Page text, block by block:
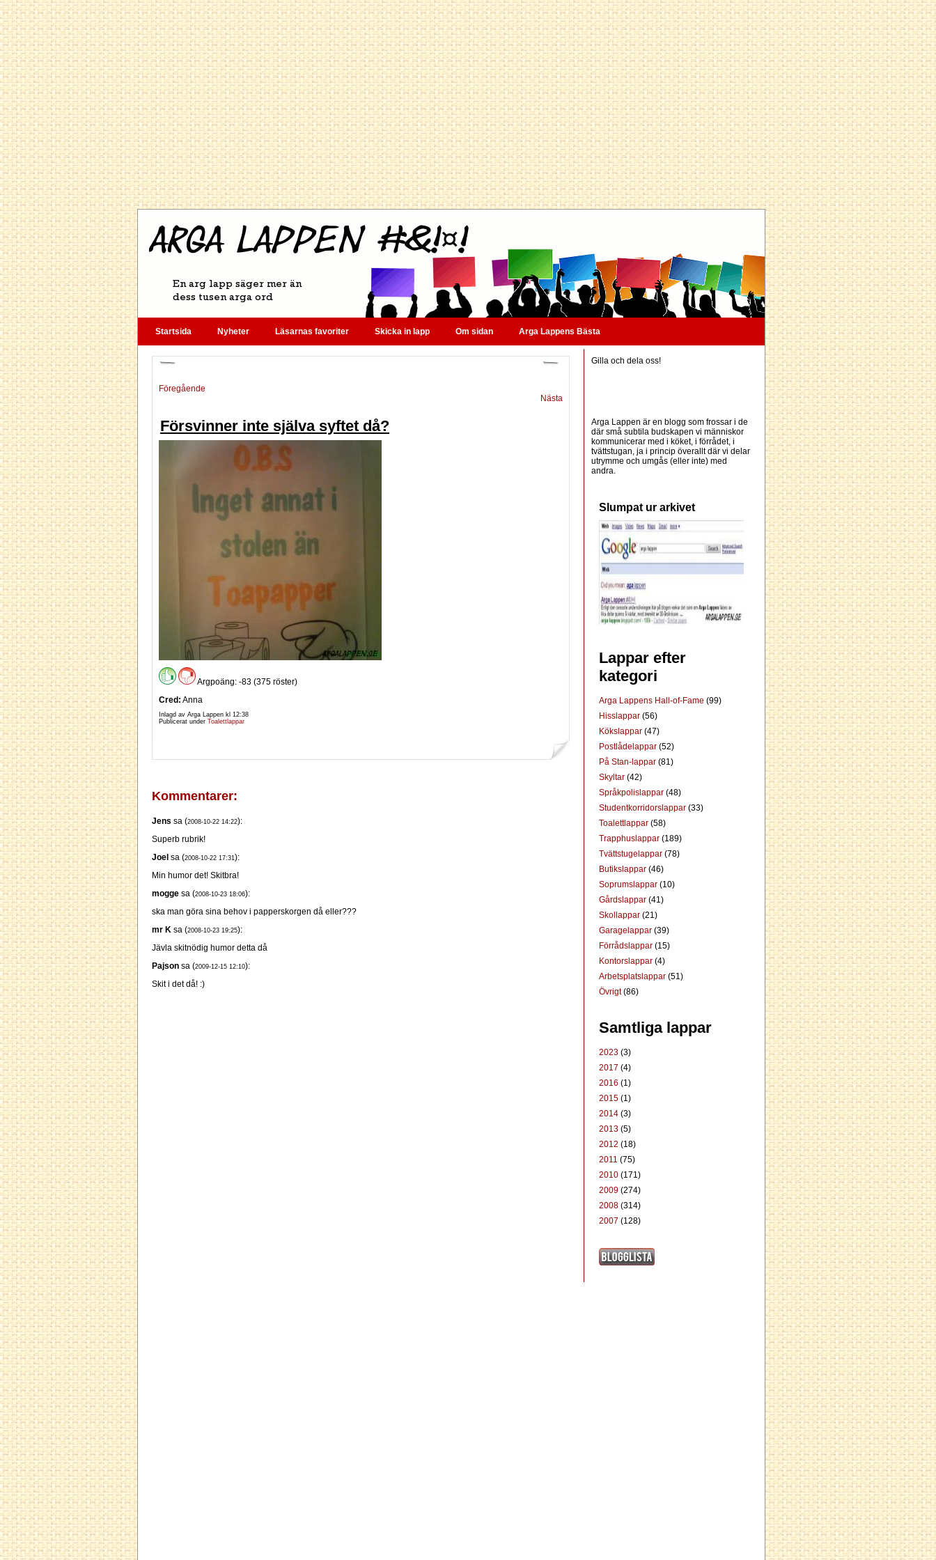
Startsida Nyheter Läsarnas favoriter Skicka in lapp Om sidan Arga Lappens Bästa
Föregående
Nästa
Försvinner inte själva syftet då?
Argpoäng: -83 (375 röster)
Cred: Anna
Inlagd av Arga Lappen kl 12:38
Publicerat under Toalettlappar
Kommentarer:
Jens sa (2008-10-22 14:22):
Superb rubrik!
Joel sa (2008-10-22 17:31):
Min humor det! Skitbra!
mogge sa (2008-10-23 18:06):
ska man göra sina behov i papperskorgen då eller???
mr K sa (2008-10-23 19:25):
Jävla skitnödig humor detta då
Pajson sa (2009-12-15 12:10):
Skit i det då! :)
Gilla och dela oss!
Arga Lappen är en blogg som frossar i de
där små subtila budskapen vi människor
kommunicerar med i köket, i förrådet, i
tvättstugan, ja i princip överallt där vi delar
utrymme och umgås (eller inte) med
andra.
Slumpat ur arkivet
Lappar efter
kategori
Arga Lappens Hall-of-Fame (99)
Hisslappar (56)
Kökslappar (47)
Postlådelappar (52)
På Stan-lappar (81)
Skyltar (42)
Språkpolislappar (48)
Studentkorridorslappar (33)
Toalettlappar (58)
Trapphuslappar (189)
Tvättstugelappar (78)
Butikslappar (46)
Soprumslappar (10)
Gårdslappar (41)
Skollappar (21)
Garagelappar (39)
Förrådslappar (15)
Kontorslappar (4)
Arbetsplatslappar (51)
Övrigt(86)
Samtliga lappar
2023 (3)
2017 (4)
2016 (1)
2015 (1)
2014 (3)
2013 (5)
2012 (18)
2011 (75)
2010 (171)
2009 (274)
2008 (314)
2007 (128)